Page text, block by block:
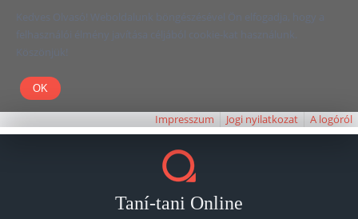
Kedves Olvasó! Weboldalunk böngészésével Ön elfogadja, hogy a
felhasználói élmény javítása céljából cookie-kat használunk.
Köszönjük!
Impresszum Jogi nyilatkozat A logóról
Taní-tani Online